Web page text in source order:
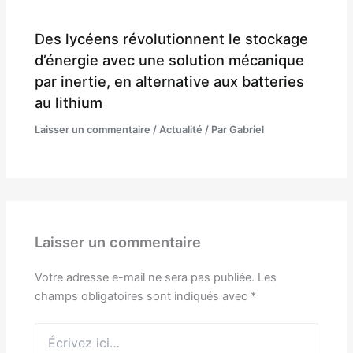
Des lycéens révolutionnent le stockage
d’énergie avec une solution mécanique
par inertie, en alternative aux batteries
au lithium
Laisser un commentaire / Actualité / ParGabriel
Laisser un commentaire
Votre adresse e-mail ne sera pas publiée. Les
champs obligatoires sont indiqués avec *
ici…